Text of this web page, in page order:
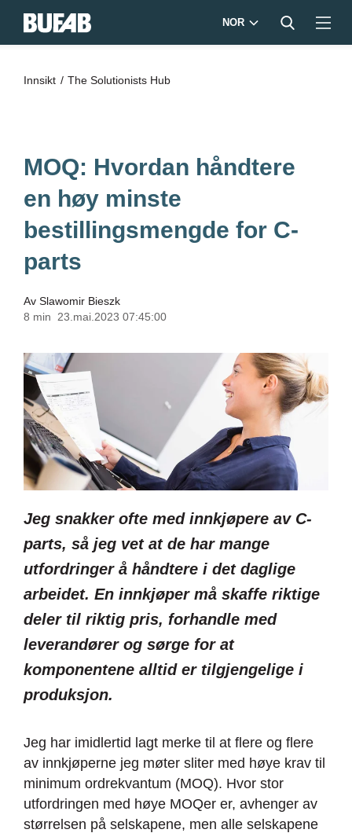
NOR
Innsikt The Solutionists Hub
MOQ: Hvordan håndtere
en høy minste
bestillingsmengde for C-
parts
Av Slawomir Bieszk
8 min
23.mai.2023 07:45:00
Jeg snakker ofte med innkjøpere av C-
parts, så jeg vet at de har mange
utfordringer å håndtere i det daglige
arbeidet. En innkjøper må skaffe riktige
deler til riktig pris, forhandle med
leverandører og sørge for at
komponentene alltid er tilgjengelige i
produksjon.
Jeg har imidlertid lagt merke til at flere og flere
av innkjøperne jeg møter sliter med høye krav til
minimum ordrekvantum (MOQ). Hvor stor
utfordringen med høye MOQer er, avhenger av
størrelsen på selskapene, men alle selskapene